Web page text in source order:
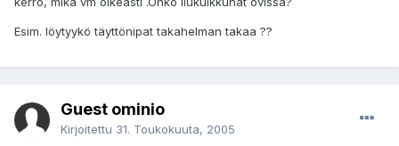
Esim. löytyykö täyttönipat takahelman takaa ??
Guest ominio
Kirjoitettu 31. Toukokuuta, 2005